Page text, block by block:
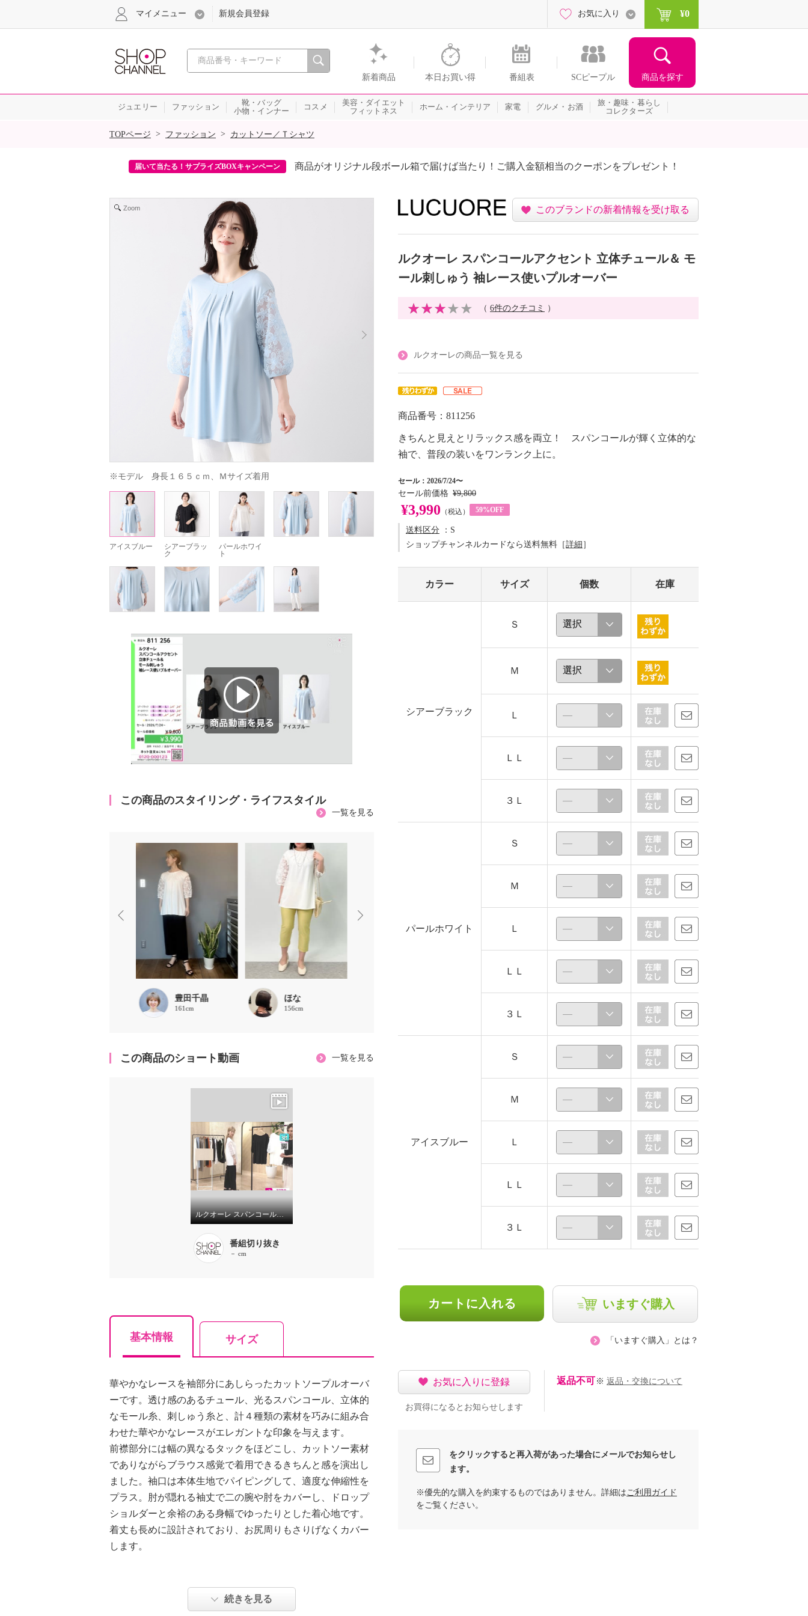
心おどる、瞬間を。通販・テレビショッピングのショップチャンネル
新着商品 本日お買い得 番組表 SCピープル 商品を探す
マイメニュー 新規会員登録 お気に入り ¥0
ジュエリー ファッション
靴・バッグ
小物・インナー
コスメ
美容・ダイエット
フィットネス
ホーム・インテリア 家電 グルメ・お酒
旅・趣味・暮らし
コレクターズ
SALE
TOPページ > ファッション > カットソー／Ｔシャツ
！ご購入金額相当のクーポンをプレゼント！ クチコミ・Instagramキャンペーン 4つのキャンペーンを実施中♪クーポンが当たるチャンス！
Zoom
※モデル　身長１６５ｃｍ、Ｍサイズ着用
アイスブルー
シアーブラッ
ク
パールホワイ
ト
この商品のスタイリング・ライフスタイル
一覧を見る
豊田千晶
161cm
ほな
156cm
この商品のショート動画 一覧を見る
ルクオーレ スパンコールアクセント 立体チュール＆ モール刺しゅう 袖レース使いプルオーバー
番組切り抜き
－ cm
基本情報 サイズ
華やかなレースを袖部分にあしらったカットソープルオーバ
ーです。透け感のあるチュール、光るスパンコール、立体的
なモール糸、刺しゅう糸と、計４種類の素材を巧みに組み合
わせた華やかなレースがエレガントな印象を与えます。
前襟部分には幅の異なるタックをほどこし、カットソー素材
でありながらブラウス感覚で着用できるきちんと感を演出し
ました。袖口は本体生地でパイピングして、適度な伸縮性を
プラス。肘が隠れる袖丈で二の腕や肘をカバーし、ドロップ
ショルダーと余裕のある身幅でゆったりとした着心地です。
着丈も長めに設計されており、お尻周りもさりげなくカバー
します。
続きを見る
このブランドの新着情報を受け取る
ルクオーレ スパンコールアクセント 立体チュール＆ モ
ール刺しゅう 袖レース使いプルオーバー
（ 6件のクチコミ ）
ルクオーレの商品一覧を見る
商品番号：811256
きちんと見えとリラックス感を両立！ スパンコールが輝く立体的な
袖で、普段の装いをワンランク上に。
セール：2026/7/24〜
セール前価格 ¥9,800
¥3,990 （税込） 59%OFF
送料区分 ：S
ショップチャンネルカードなら送料無料［詳細 ］
カラー サイズ 個数 在庫
シアーブラック
Ｓ
Ｍ
Ｌ
ＬＬ
３Ｌ
パールホワイト
Ｓ
Ｍ
Ｌ
ＬＬ
３Ｌ
アイスブルー
Ｓ
Ｍ
Ｌ
ＬＬ
３Ｌ
カートに入れる いますぐ購入
「いますぐ購入」とは？
お気に入りに登録
お買得になるとお知らせします
返品不可 ※ 返品・交換について
をクリックすると再入荷があった場合にメールでお知らせし
ます。
※優先的な購入を約束するものではありません。詳細は ご利用ガイド
をご覧ください。